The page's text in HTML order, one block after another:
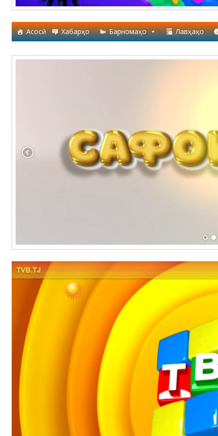
Асосӣ Хабарҳо Барномаҳо Лавҳаҳо